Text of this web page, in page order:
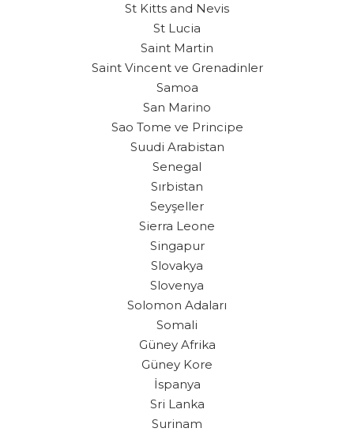
St Kitts and Nevis
St Lucia
Saint Martin
Saint Vincent ve Grenadinler
Samoa
San Marino
Sao Tome ve Principe
Suudi Arabistan
Senegal
Sırbistan
Seyşeller
Sierra Leone
Singapur
Slovakya
Slovenya
Solomon Adaları
Somali
Güney Afrika
Güney Kore
İspanya
Sri Lanka
Surinam